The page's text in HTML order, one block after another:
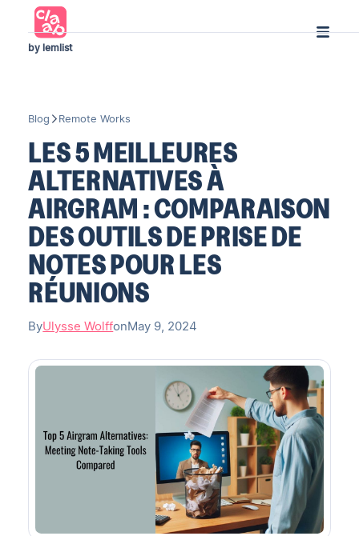
by lemlist
Blog Remote Works
LES 5 MEILLEURES
ALTERNATIVES À
AIRGRAM : COMPARAISON
DES OUTILS DE PRISE DE
NOTES POUR LES
RÉUNIONS
ByUlysse WolffonMay 9, 2024